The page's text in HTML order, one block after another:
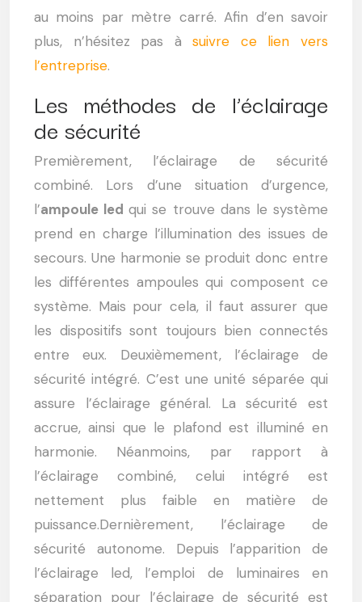
au moins par mètre carré. Afin d’en savoir
plus, n’hésitez pas àsuivre ce lien vers
l’entreprise.
Les méthodes de l’éclairage
de sécurité
Premièrement, l’éclairage de sécurité
combiné. Lors d’une situation d’urgence,
l’ampoule ledqui se trouve dans le système
prend en charge l’illumination des issues de
secours. Une harmonie se produit donc entre
les différentes ampoules qui composent ce
système. Mais pour cela, il faut assurer que
les dispositifs sont toujours bien connectés
entre eux. Deuxièmement, l’éclairage de
sécurité intégré. C’est une unité séparée qui
assure l’éclairage général. La sécurité est
accrue, ainsi que le plafond est illuminé en
harmonie. Néanmoins, par rapport à
l’éclairage combiné, celui intégré est
nettement plus faible en matière de
puissance.Dernièrement, l’éclairage de
sécurité autonome. Depuis l’apparition de
l’éclairage led, l’emploi de luminaires en
séparation pour l’éclairage de sécurité est